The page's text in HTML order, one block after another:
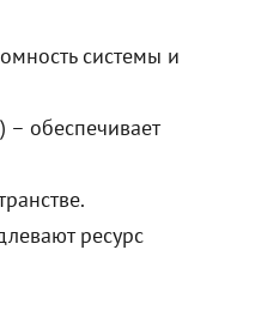
системы и
обеспечивает
ресурс